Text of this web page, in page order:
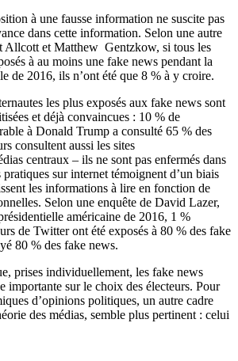
à une fausse information ne suscite pas
dans cette information. Selon une autre
Allcott et Matthew Gentzkow, si tous les
à au moins une fake news pendant la
de 2016, ils n’ont été que 8 % à y croire.
les plus exposés aux fake news sont
et déjà convaincues : 10 % de
à Donald Trump a consulté 65 % des
consultent aussi les sites
centraux – ils ne sont pas enfermés dans
sur internet témoignent d’un biais
les informations à lire en fonction de
Selon une enquête de David Lazer,
américaine de 2016, 1 %
de Twitter ont été exposés à 80 % des fake
80 % des fake news.
prises individuellement, les fake news
importante sur le choix des électeurs. Pour
d’opinions politiques, un autre cadre
des médias, semble plus pertinent : celui